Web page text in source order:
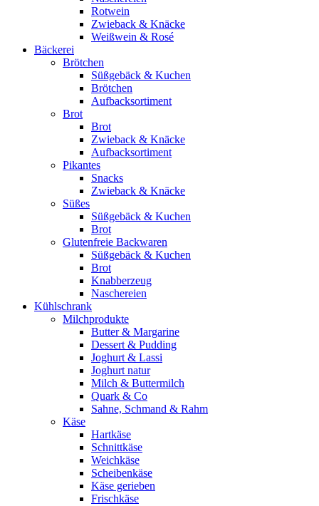
Rotwein
Zwieback & Knäcke
Weißwein & Rosé
Bäckerei
Brötchen
Süßgebäck & Kuchen
Brötchen
Aufbacksortiment
Brot
Brot
Zwieback & Knäcke
Aufbacksortiment
Pikantes
Snacks
Zwieback & Knäcke
Süßes
Süßgebäck & Kuchen
Brot
Glutenfreie Backwaren
Süßgebäck & Kuchen
Brot
Knabberzeug
Naschereien
Kühlschrank
Milchprodukte
Butter & Margarine
Dessert & Pudding
Joghurt & Lassi
Joghurt natur
Milch & Buttermilch
Quark & Co
Sahne, Schmand & Rahm
Käse
Hartkäse
Schnittkäse
Weichkäse
Scheibenkäse
Käse gerieben
Frischkäse